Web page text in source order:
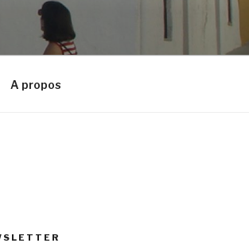
A propos